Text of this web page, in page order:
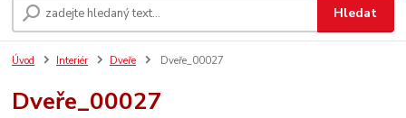
Hledat
Úvod Interiér Dveře Dveře_00027
Dveře_00027